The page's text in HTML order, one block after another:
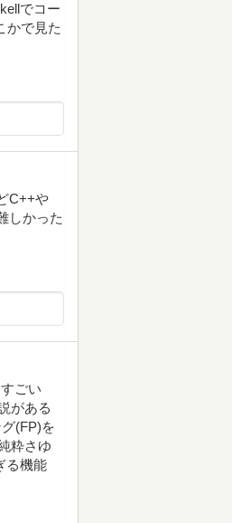
でコー
かで見た
C++や
しかった
ごい
がある
(FP)を
粋さゆ
る機能